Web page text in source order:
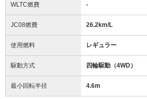
WLTC燃費 -
JC08燃費 26.2km/L
使用燃料 レギュラー
駆動方式 四輪駆動（4WD）
最小回転半径 4.6m